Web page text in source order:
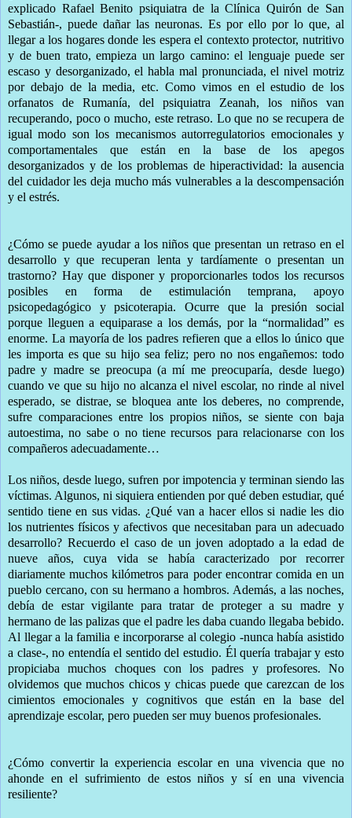
explicado Rafael Benito psiquiatra de la Clínica Quirón de San
Sebastián-, puede dañar las neuronas. Es por ello por lo que, al
llegar a los hogares donde les espera el contexto protector, nutritivo
y de buen trato, empieza un largo camino: el lenguaje puede ser
escaso y desorganizado, el habla mal pronunciada, el nivel motriz
por debajo de la media, etc. Como vimos en el estudio de los
orfanatos de Rumanía, del psiquiatra Zeanah, los niños van
recuperando, poco o mucho, este retraso. Lo que no se recupera de
igual modo son los mecanismos autorregulatorios emocionales y
comportamentales que están en la base de los apegos
desorganizados y de los problemas de hiperactividad: la ausencia
del cuidador les deja mucho más vulnerables a la descompensación
y el estrés.
¿Cómo se puede ayudar a los niños que presentan un retraso en el
desarrollo y que recuperan lenta y tardíamente o presentan un
trastorno? Hay que disponer y proporcionarles todos los recursos
posibles en forma de estimulación temprana, apoyo
psicopedagógico y psicoterapia. Ocurre que la presión social
porque lleguen a equiparase a los demás, por la “normalidad” es
enorme. La mayoría de los padres refieren que a ellos lo único que
les importa es que su hijo sea feliz; pero no nos engañemos: todo
padre y madre se preocupa (a mí me preocuparía, desde luego)
cuando ve que su hijo no alcanza el nivel escolar, no rinde al nivel
esperado, se distrae, se bloquea ante los deberes, no comprende,
sufre comparaciones entre los propios niños, se siente con baja
autoestima, no sabe o no tiene recursos para relacionarse con los
compañeros adecuadamente…
Los niños, desde luego, sufren por impotencia y terminan siendo las
víctimas. Algunos, ni siquiera entienden por qué deben estudiar, qué
sentido tiene en sus vidas. ¿Qué van a hacer ellos si nadie les dio
los nutrientes físicos y afectivos que necesitaban para un adecuado
desarrollo? Recuerdo el caso de un joven adoptado a la edad de
nueve años, cuya vida se había caracterizado por recorrer
diariamente muchos kilómetros para poder encontrar comida en un
pueblo cercano, con su hermano a hombros. Además, a las noches,
debía de estar vigilante para tratar de proteger a su madre y
hermano de las palizas que el padre les daba cuando llegaba bebido.
Al llegar a la familia e incorporarse al colegio -nunca había asistido
a clase-, no entendía el sentido del estudio. Él quería trabajar y esto
propiciaba muchos choques con los padres y profesores. No
olvidemos que muchos chicos y chicas puede que carezcan de los
cimientos emocionales y cognitivos que están en la base del
aprendizaje escolar, pero pueden ser muy buenos profesionales.
¿Cómo convertir la experiencia escolar en una vivencia que no
ahonde en el sufrimiento de estos niños y sí en una vivencia
resiliente?